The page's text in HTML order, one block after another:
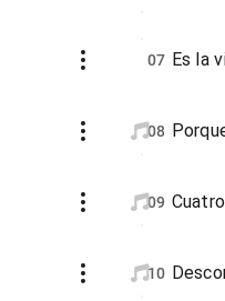
07 Es la
08
09
10